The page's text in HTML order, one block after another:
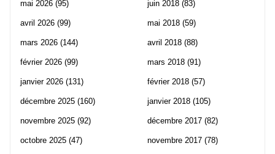
mai 2026 (95)
avril 2026 (99)
mars 2026 (144)
février 2026 (99)
janvier 2026 (131)
décembre 2025 (160)
novembre 2025 (92)
octobre 2025 (47)
juin 2018 (83)
mai 2018 (59)
avril 2018 (88)
mars 2018 (91)
février 2018 (57)
janvier 2018 (105)
décembre 2017 (82)
novembre 2017 (78)